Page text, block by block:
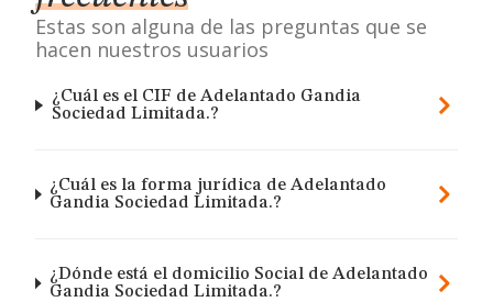
Estas son alguna de las preguntas que se
hacen nuestros usuarios
¿Cuál es el CIF de Adelantado Gandia
Sociedad Limitada.?
¿Cuál es la forma jurídica de Adelantado
Gandia Sociedad Limitada.?
¿Dónde está el domicilio Social de Adelantado
Gandia Sociedad Limitada.?